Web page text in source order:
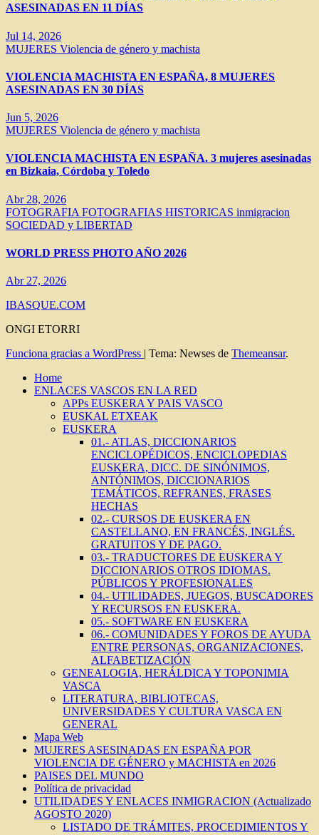
ASESINADAS EN 11 DÍAS
Jul 14, 2026
MUJERES Violencia de género y machista
VIOLENCIA MACHISTA EN ESPAÑA, 8 MUJERES
ASESINADAS EN 30 DÍAS
Jun 5, 2026
MUJERES Violencia de género y machista
VIOLENCIA MACHISTA EN ESPAÑA. 3 mujeres asesinadas
en Bizkaia, Córdoba y Toledo
Abr 28, 2026
FOTOGRAFIA FOTOGRAFIAS HISTORICAS inmigracion
SOCIEDAD y LIBERTAD
WORLD PRESS PHOTO AÑO 2026
Abr 27, 2026
IBASQUE.COM
ONGI ETORRI
Funciona gracias a WordPress | Tema: Newses de Themeansar.
Home
ENLACES VASCOS EN LA RED
APPs EUSKERA Y PAIS VASCO
EUSKAL ETXEAK
EUSKERA
01.- ATLAS, DICCIONARIOS
ENCICLOPÉDICOS, ENCICLOPEDIAS
EUSKERA, DICC. DE SINÓNIMOS,
ANTÓNIMOS, DICCIONARIOS
TEMÁTICOS, REFRANES, FRASES
HECHAS
02.- CURSOS DE EUSKERA EN
CASTELLANO, EN FRANCÉS, INGLÉS.
GRATUITOS Y DE PAGO.
03.- TRADUCTORES DE EUSKERA Y
DICCIONARIOS OTROS IDIOMAS.
PÚBLICOS Y PROFESIONALES
04.- UTILIDADES, JUEGOS, BUSCADORES
Y RECURSOS EN EUSKERA.
05.- SOFTWARE EN EUSKERA
06.- COMUNIDADES Y FOROS DE AYUDA
ENTRE PERSONAS, ORGANIZACIONES,
ALFABETIZACIÓN
GENEALOGIA, HERÁLDICA Y TOPONIMIA
VASCA
LITERATURA, BIBLIOTECAS,
UNIVERSIDADES Y CULTURA VASCA EN
GENERAL
Mapa Web
MUJERES ASESINADAS EN ESPAÑA POR
VIOLENCIA DE GÉNERO y MACHISTA en 2026
PAISES DEL MUNDO
Política de privacidad
UTILIDADES Y ENLACES INMIGRACION (Actualizado
AGOSTO 2020)
LISTADO DE TRÁMITES, PROCEDIMIENTOS Y